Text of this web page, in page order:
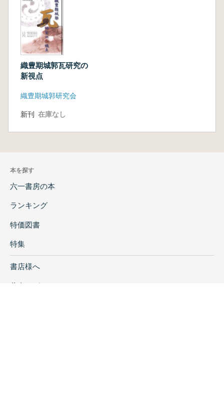
織豊期城郭瓦研究の
新視点
織豊期城郭研究会
新刊 在庫なし
本を探す
六一書房の本
ランキング
特価図書
特集
書店様へ
著者ログイン